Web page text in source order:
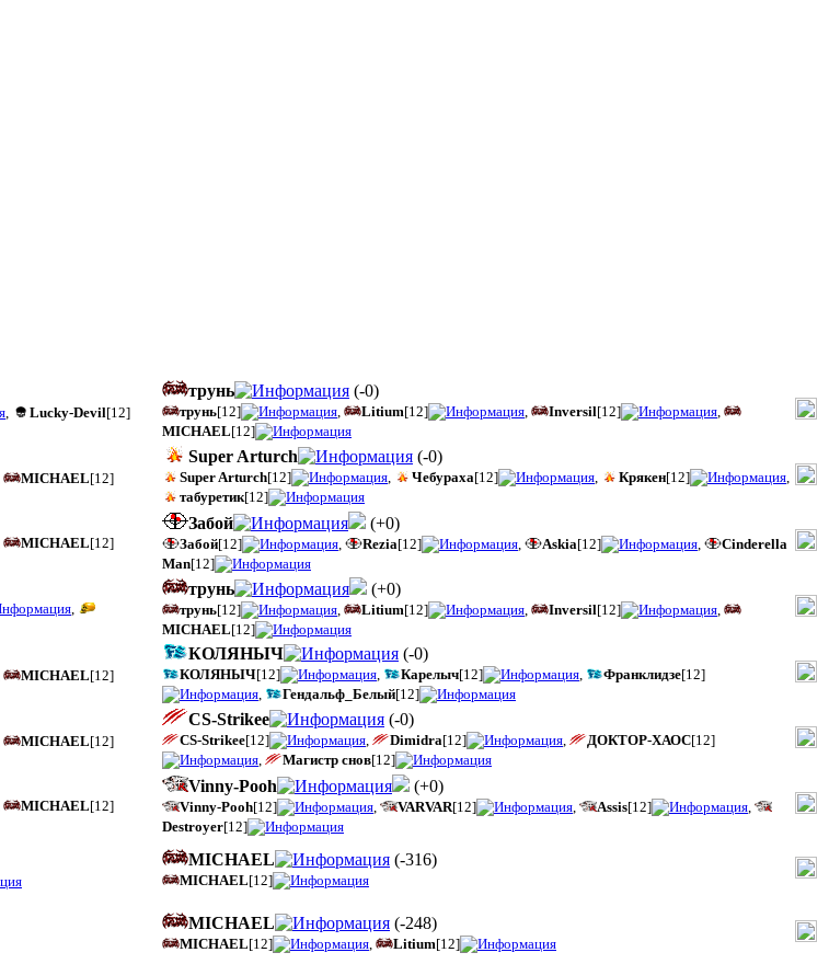
Lucky-Devil[12]
трунь (-0)
трунь[12] Litium[12] Inversil[12]
MICHAEL[12]
MICHAEL[12]
Super Arturch (-0)
Super Arturch[12] Чебураха[12] Крякен[12]
табуретик[12]
MICHAEL[12]
Забой (+0)
Забой[12] Rezia[12] Askia[12]
Cinderella
Man[12]
трунь (+0)
трунь[12] Litium[12] Inversil[12]
MICHAEL[12]
MICHAEL[12]
КОЛЯНЫЧ (-0)
КОЛЯНЫЧ[12] Карелыч[12] Франклидзе[12]
Гендальф_Белый[12]
MICHAEL[12]
CS-Strikee (-0)
CS-Strikee[12] Dimidra[12] ДОКТОР-ХАОС[12]
Магистр снов[12]
MICHAEL[12]
Vinny-Pooh (+0)
Vinny-Pooh[12] VARVAR[12] Assis[12]
Destroyer[12]
MICHAEL (-316)
MICHAEL[12]
MICHAEL (-248)
MICHAEL[12] Litium[12]